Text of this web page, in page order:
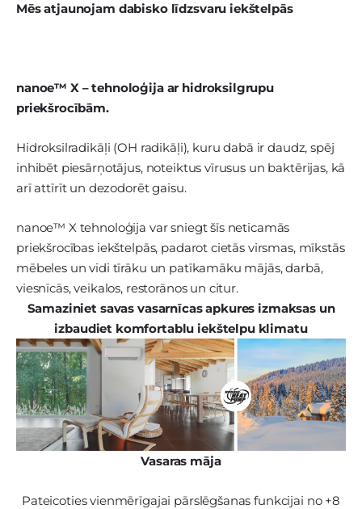
Mēs atjaunojam dabisko līdzsvaru iekštelpās
nanoe™ X – tehnoloģija ar hidroksilgrupu
priekšrocībām.
Hidroksilradikāļi (OH radikāļi), kuru dabā ir daudz, spēj
inhibēt piesārņotājus, noteiktus vīrusus un baktērijas, kā
arī attīrīt un dezodorēt gaisu.
nanoe™ X tehnoloģija var sniegt šīs neticamās
priekšrocības iekštelpās, padarot cietās virsmas, mīkstās
mēbeles un vidi tīrāku un patīkamāku mājās, darbā,
viesnīcās, veikalos, restorānos un citur.
Samaziniet savas vasarnīcas apkures izmaksas un
izbaudiet komfortablu iekštelpu klimatu
Vasaras māja
Pateicoties vienmērīgajai pārslēgšanas funkcijai no +8